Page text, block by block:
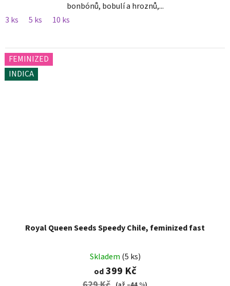
bonbónů, bobulí a hroznů,...
3 ks
5 ks 10 ks
FEMINIZED
INDICA
Royal Queen Seeds Speedy Chile, feminized fast
Skladem (5 ks)
od399 Kč